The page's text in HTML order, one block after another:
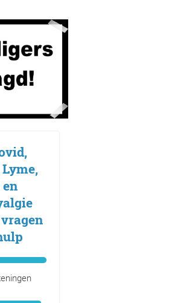
en